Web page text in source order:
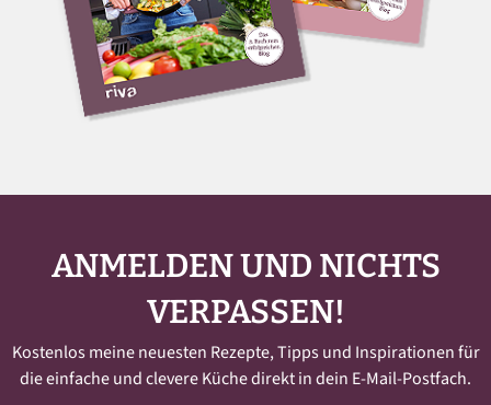
ANMELDEN UND NICHTS
VERPASSEN!
Kostenlos meine neuesten Rezepte, Tipps und Inspirationen für
die einfache und clevere Küche direkt in dein E-Mail-Postfach.